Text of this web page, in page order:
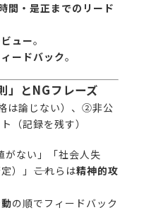
間・是正までのリード
ュー。
ードバック。
」とNGフレーズ
は論じない）、②非公
（記録を残す）
がない」「社会人失
）」――これらは精神的攻
の順でフィードバック